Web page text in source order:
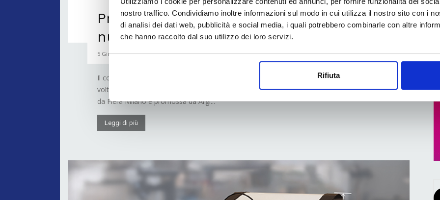
nostro traffico. Condividiamo inoltre informazioni sul modo in cui utilizza il nostro sito con i
di analisi dei dati web, pubblicità e social media, i quali potrebbero combinarle con altre
che hanno raccolto dal suo utilizzo dei loro servizi.
Rifiuta
Print4All 2025 si racconta con una
nuova immagine
5 Giugno 2023
Il conto alla rovescia è partito e tra due anni il mondo del printing si riunirà ancora una
volta a Fiera Milano per Print4All, in programma dal 27 al 30 maggio 2025. Organizzata
da Fiera Milano e promossa da Argi...
Leggi di più